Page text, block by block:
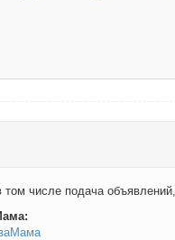
том числе подача